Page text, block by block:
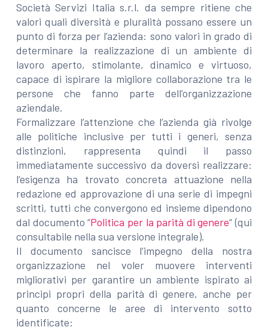
Società Servizi Italia s.r.l. da sempre ritiene che
valori quali diversità e pluralità possano essere un
punto di forza per l’azienda: sono valori in grado di
determinare la realizzazione di un ambiente di
lavoro aperto, stimolante, dinamico e virtuoso,
capace di ispirare la migliore collaborazione tra le
persone che fanno parte dell’organizzazione
aziendale.
Formalizzare l’attenzione che l’azienda già rivolge
alle politiche inclusive per tutti i generi, senza
distinzioni, rappresenta quindi il passo
immediatamente successivo da doversi realizzare:
l’esigenza ha trovato concreta attuazione nella
redazione ed approvazione di una serie di impegni
scritti, tutti che convergono ed insieme dipendono
dal documento “Politica per la parità di genere“ (qui
consultabile nella sua versione integrale).
Il documento sancisce l’impegno della nostra
organizzazione nel voler muovere interventi
migliorativi per garantire un ambiente ispirato ai
principi propri della parità di genere, anche per
quanto concerne le aree di intervento sotto
identificate: